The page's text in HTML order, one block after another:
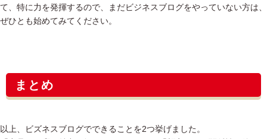
て、特に力を発揮するので、まだビジネスブログをやっていない方は、
ぜひとも始めてみてください。
まとめ
以上、ビズネスブログでできることを2つ挙げました。